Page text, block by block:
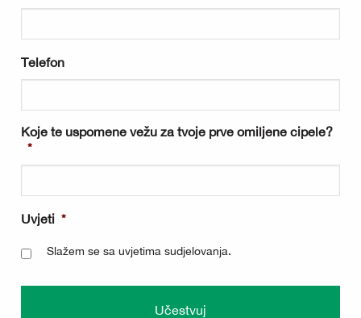
Telefon
Koje te uspomene vežu za tvoje prve omiljene cipele?
*
Uvjeti *
Slažem se sa uvjetima sudjelovanja.